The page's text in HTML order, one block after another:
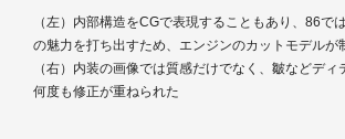
（左）内部構造をCGで表現することもあり、86で
の魅力を打ち出すため、エンジンのカットモデルが
（右）内装の画像では質感だけでなく、皺などデ
何度も修正が重ねられた